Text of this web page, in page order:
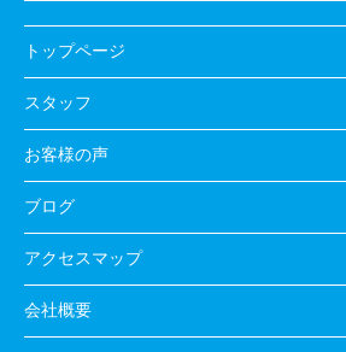
トップページ
スタッフ
お客様の声
ブログ
アクセスマップ
会社概要